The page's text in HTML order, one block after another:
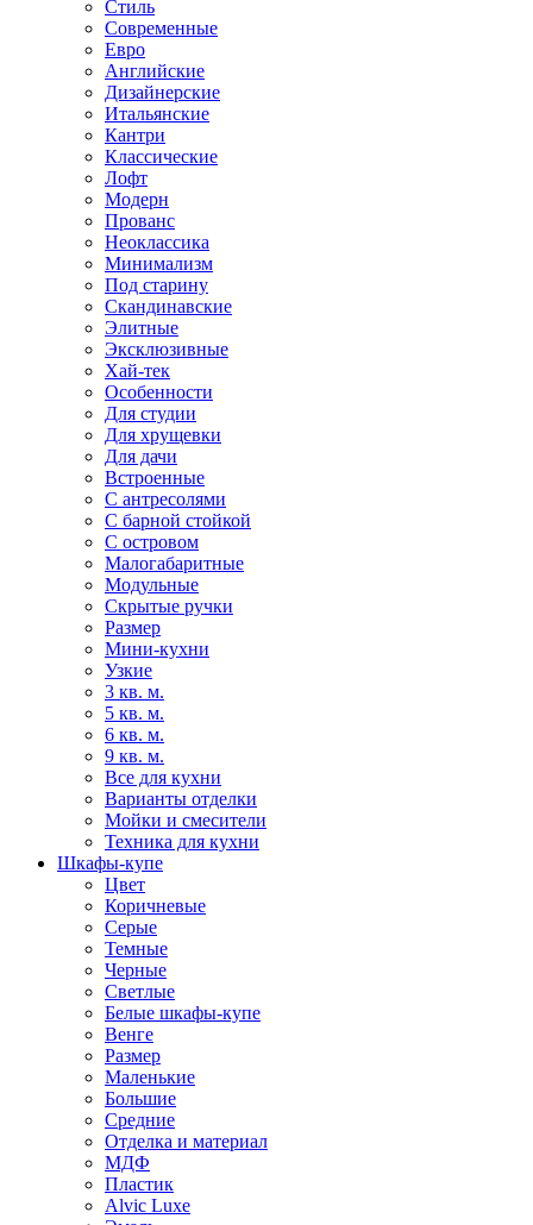
Стиль
Современные
Евро
Английские
Дизайнерские
Итальянские
Кантри
Классические
Лофт
Модерн
Прованс
Неоклассика
Минимализм
Под старину
Скандинавские
Элитные
Эксклюзивные
Хай-тек
Особенности
Для студии
Для хрущевки
Для дачи
Встроенные
С антресолями
С барной стойкой
С островом
Малогабаритные
Модульные
Скрытые ручки
Размер
Мини-кухни
Узкие
3 кв. м.
5 кв. м.
6 кв. м.
9 кв. м.
Все для кухни
Варианты отделки
Мойки и смесители
Техника для кухни
Шкафы-купе
Цвет
Коричневые
Серые
Темные
Черные
Светлые
Белые шкафы-купе
Венге
Размер
Маленькие
Большие
Средние
Отделка и материал
МДФ
Пластик
Alvic Luxe